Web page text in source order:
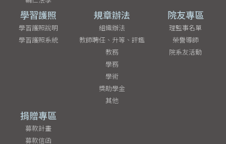
學習護照
學習護照說明
學習護照系統
規章辦法
組織辦法
教師聘任、升等、評鑑
教務
學務
學術
獎助學金
其他
院友專區
理監事名單
榮譽導師
院系友活動
捐贈專區
募款計畫
募款信函